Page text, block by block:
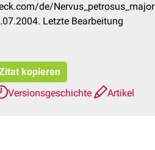
de/Nervus_petrosus_major
Letzte Bearbeitung
kopieren
Versionsgeschichte
Artikel